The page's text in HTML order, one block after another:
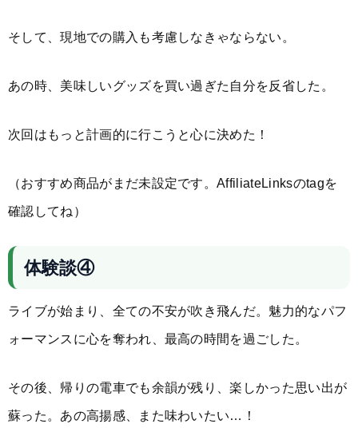
そして、現地での購入も考慮しなきゃならない。
あの時、美味しいグッズを買い過ぎた自分を反省した。
次回はもっと計画的に行こうと心に決めた！
（おすすめ商品がまだ未設定です。AffiliateLinksのtagを
確認してね）
体験談④
ライブが始まり、全ての不安が吹き飛んだ。魅力的なパフ
ォーマンスに心を奪われ、最高の時間を過ごした。
その後、帰りの電車でも余韻が残り、楽しかった思い出が
蘇った。あの高揚感、また味わいたい…！